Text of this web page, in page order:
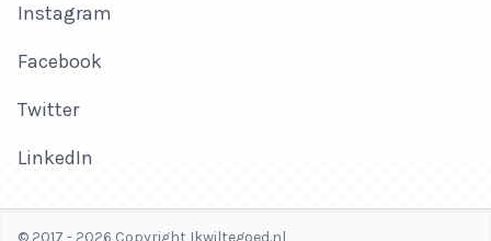
Instagram
Facebook
Twitter
LinkedIn
© 2017 - 2026 Copyright Ikwiltegoed.nl